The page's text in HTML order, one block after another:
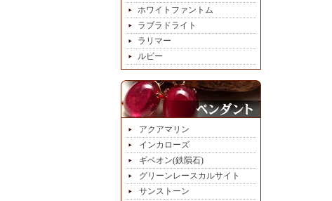
ホワイトファントム
ラブラドライト
ラリマー
ルビー
アクアマリン
インカローズ
ギベオン(鉄隕石)
グリーンレースカルサイト
サンストーン